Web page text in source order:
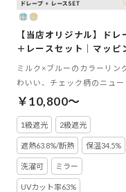
【当店オリジナル】ドレ
＋レースセット｜マッピ
ミルク×ブルーのカラーリン
わいい、チェック柄のニュー
ップカーテン
￥10,800～
1級遮光 2級遮光
遮熱63.8%/断熱 保温34.5%
洗濯可 ミラー
UVカット率63%